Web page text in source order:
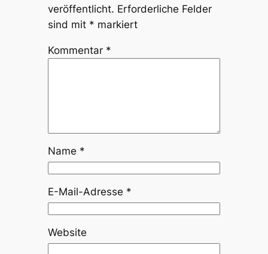
veröffentlicht. Erforderliche Felder
sind mit * markiert
Kommentar *
Name *
E-Mail-Adresse *
Website